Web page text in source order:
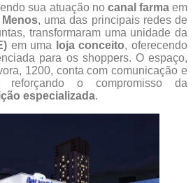
sua atuação no canal farmaem
Menos, uma das principais redes de
transformaram uma unidade da
em uma loja conceito, oferecendo
para os shoppers. O espaço,
1200, conta com comunicação e
reforçando o compromisso da
especializada.